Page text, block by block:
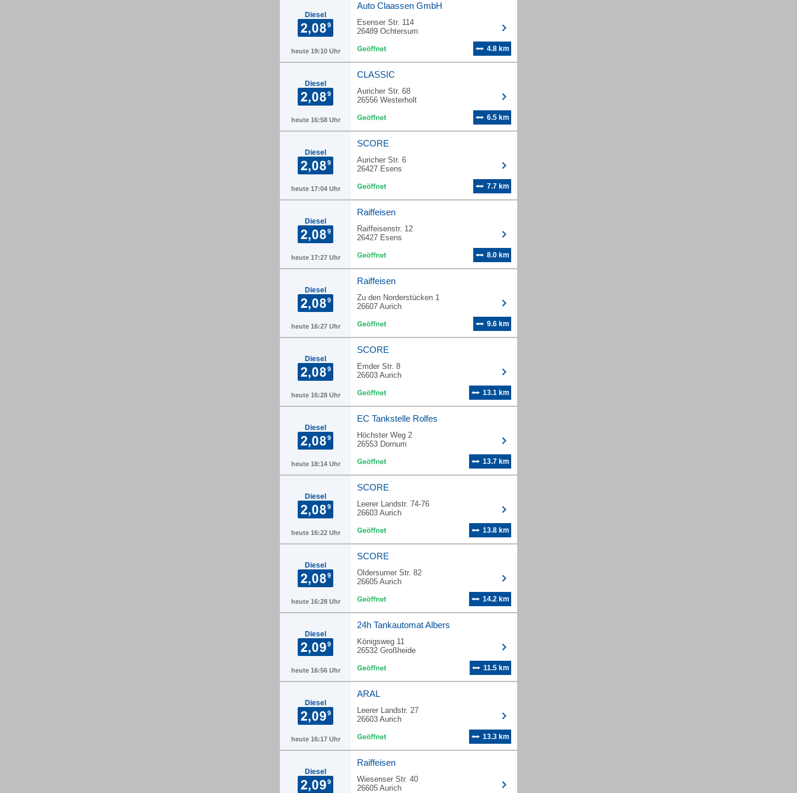
Diesel
heute 19:10 Uhr
Auto Claassen GmbH
Esenser Str. 114
26489 Ochtersum
4.8 km
Diesel
heute 16:58 Uhr
CLASSIC
Auricher Str. 68
26556 Westerholt
6.5 km
Diesel
heute 17:04 Uhr
SCORE
Auricher Str. 6
26427 Esens
7.7 km
Diesel
heute 17:27 Uhr
Raiffeisen
Raiffeisenstr. 12
26427 Esens
8.0 km
Diesel
heute 16:27 Uhr
Raiffeisen
Zu den Norderstücken 1
26607 Aurich
9.6 km
Diesel
heute 16:28 Uhr
SCORE
Emder Str. 8
26603 Aurich
13.1 km
Diesel
heute 18:14 Uhr
EC Tankstelle Rolfes
Höchster Weg 2
26553 Dornum
13.7 km
Diesel
heute 16:22 Uhr
SCORE
Leerer Landstr. 74-76
26603 Aurich
13.8 km
Diesel
heute 16:28 Uhr
SCORE
Oldersumer Str. 82
26605 Aurich
14.2 km
Diesel
heute 16:56 Uhr
24h Tankautomat Albers
Königsweg 11
26532 Großheide
11.5 km
Diesel
heute 16:17 Uhr
ARAL
Leerer Landstr. 27
26603 Aurich
13.3 km
Diesel
Raiffeisen
Wiesenser Str. 40
26605 Aurich